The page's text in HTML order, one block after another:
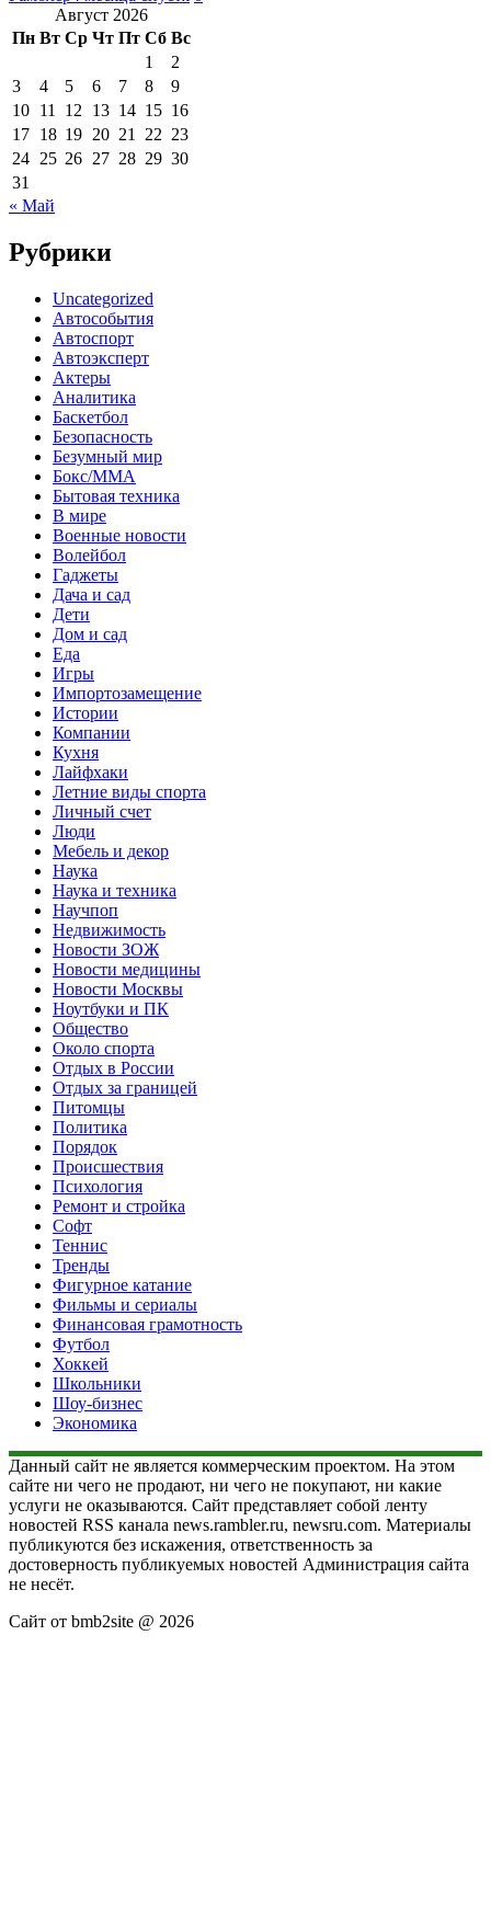
Август 2026
Пн Вт Ср Чт Пт Сб Вс
1
2
3
4 5 6 7 8
9
10 11 12 13 14 15 16
17 18 19 20 21 22 23
24 25 26 27 28 29 30
31
« Май
Рубрики
Uncategorized
Автособытия
Автоспорт
Автоэксперт
Актеры
Аналитика
Баскетбол
Безопасность
Безумный мир
Бокс/MMA
Бытовая техника
В мире
Военные новости
Волейбол
Гаджеты
Дача и сад
Дети
Дом и сад
Еда
Игры
Импортозамещение
Истории
Компании
Кухня
Лайфхаки
Летние виды спорта
Личный счет
Люди
Мебель и декор
Наука
Наука и техника
Научпоп
Недвижимость
Новости ЗОЖ
Новости медицины
Новости Москвы
Ноутбуки и ПК
Общество
Около спорта
Отдых в России
Отдых за границей
Питомцы
Политика
Порядок
Происшествия
Психология
Ремонт и стройка
Софт
Теннис
Тренды
Фигурное катание
Фильмы и сериалы
Финансовая грамотность
Футбол
Хоккей
Школьники
Шоу-бизнес
Экономика
Данный сайт не является коммерческим проектом. На этом
сайте ни чего не продают, ни чего не покупают, ни какие
услуги не оказываются. Сайт представляет собой ленту
новостей RSS канала news.rambler.ru, newsru.com. Материалы
публикуются без искажения, ответственность за
достоверность публикуемых новостей Администрация сайта
не несёт.
Сайт от bmb2site @ 2026